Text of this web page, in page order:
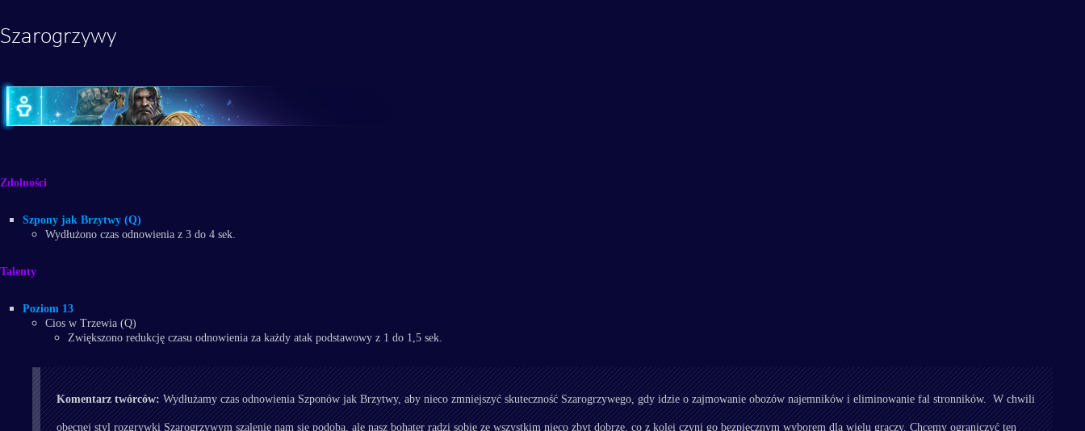
Szarogrzywy
Zdolności
Szpony jak Brzytwy (Q)
Wydłużono czas odnowienia z 3 do 4 sek.
Talenty
Poziom 13
Cios w Trzewia (Q)
Zwiększono redukcję czasu odnowienia za każdy atak podstawowy z 1 do 1,5 sek.
Komentarz twórców:Wydłużamy czas odnowienia Szponów jak Brzytwy, aby nieco zmniejszyć skuteczność Szarogrzywego, gdy idzie o zajmowanie obozów najemników i eliminowanie fal stronników. W chwili
obecnej styl rozgrywki Szarogrzywym szalenie nam się podoba, ale nasz bohater radzi sobie ze wszystkim nieco zbyt dobrze, co z kolei czyni go bezpiecznym wyborem dla wielu graczy. Chcemy ograniczyć ten